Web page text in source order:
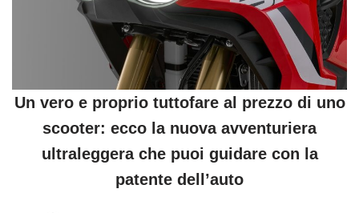
Un vero e proprio tuttofare al prezzo di uno
scooter: ecco la nuova avventuriera
ultraleggera che puoi guidare con la
patente dell’auto